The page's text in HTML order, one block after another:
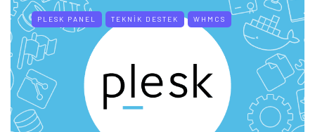
PLESK PANEL TEKNIK DESTEK WHMCS